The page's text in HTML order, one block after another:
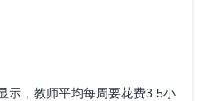
示，教师平均每周要花费3.5小